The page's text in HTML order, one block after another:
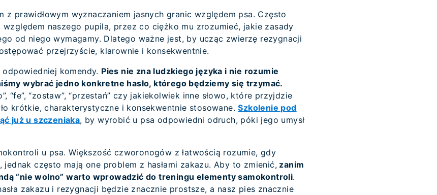
z prawidłowym wyznaczaniem jasnych granic względem psa. Często
względem naszego pupila, przez co ciężko mu zrozumieć, jakie zasady
od niego wymagamy. Dlatego ważne jest, by ucząc zwierzę rezygnacji
przejrzyście, klarownie i konsekwentnie.
komendy. Pies nie zna ludzkiego języka i nie rozumie
wybrać jedno konkretne hasło, którego będziemy się trzymać.
“fe”, “zostaw”, “przestań” czy jakiekolwiek inne słowo, które przyjdzie
krótkie, charakterystyczne i konsekwentnie stosowane.Szkolenie pod
już u szczeniaka, by wyrobić u psa odpowiedni odruch, póki jego umysł
u psa. Większość czworonogów z łatwością rozumie, gdy
często mają one problem z hasłami zakazu. Aby to zmienić, zanim
“nie wolno” warto wprowadzić do treningu elementy samokontroli.
zakazu i rezygnacji będzie znacznie prostsze, a nasz pies znacznie